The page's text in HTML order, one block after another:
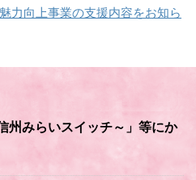
力向上事業の支援内容をお知ら
州みらいスイッチ～」等にか